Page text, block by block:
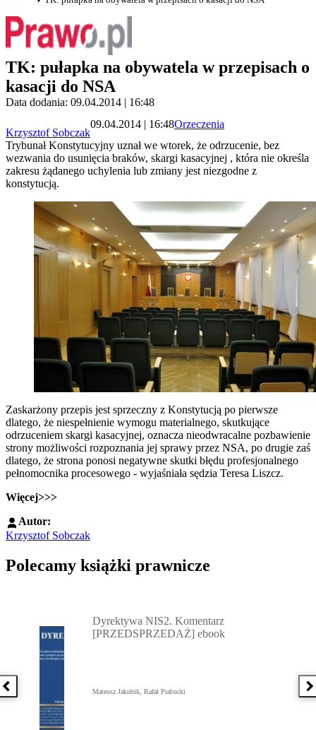
TK: pułapka na obywatela w przepisach o
kasacji do NSA
Data dodania: 09.04.2014 | 16:48
Krzysztof Sobczak
09.04.2014 | 16:48Orzeczenia
Trybunał Konstytucyjny uznał we wtorek, że odrzucenie, bez
wezwania do usunięcia braków, skargi kasacyjnej , która nie określa
zakresu żądanego uchylenia lub zmiany jest niezgodne z
konstytucją.
Zaskarżony przepis jest sprzeczny z Konstytucją po pierwsze
dlatego, że niespełnienie wymogu materialnego, skutkujące
odrzuceniem skargi kasacyjnej, oznacza nieodwracalne pozbawienie
strony możliwości rozpoznania jej sprawy przez NSA, po drugie zaś
dlatego, że strona ponosi negatywne skutki błędu profesjonalnego
pełnomocnika procesowego - wyjaśniała sędzia Teresa Liszcz.
Więcej>>>
Autor:
Krzysztof Sobczak
Polecamy książki prawnicze
Poprzednia książka
Dyrektywa NIS2. Komentarz
[PRZEDSPRZEDAŻ] ebook
Mateusz Jakubik, Rafał Prabucki